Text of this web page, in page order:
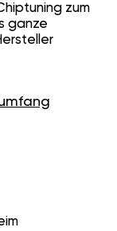
zum
ganze